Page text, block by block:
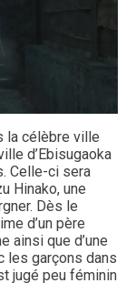
la célèbre ville
d’Ebisugaoka
Celle-ci sera
Hinako, une
Dès le
d’un père
ainsi que d’une
les garçons dans
jugé peu féminin